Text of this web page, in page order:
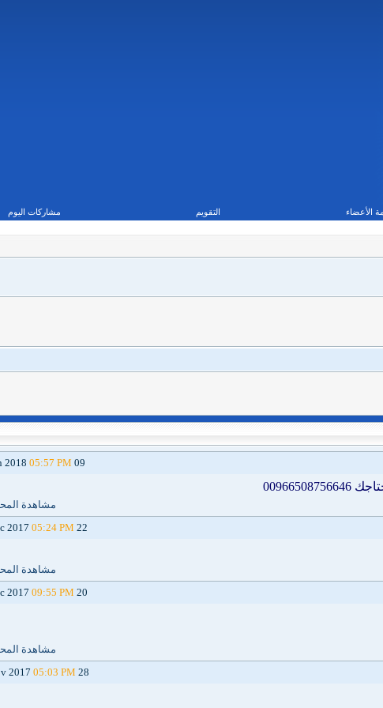
الأعضاء التقويم مشاركات اليوم
09 Jan 2018
05:57 PM
مشاهدة
22 Dec 2017
05:24 PM
مشاهدة
20 Dec 2017
09:55 PM
مشاهدة
28 Nov 2017
05:03 PM